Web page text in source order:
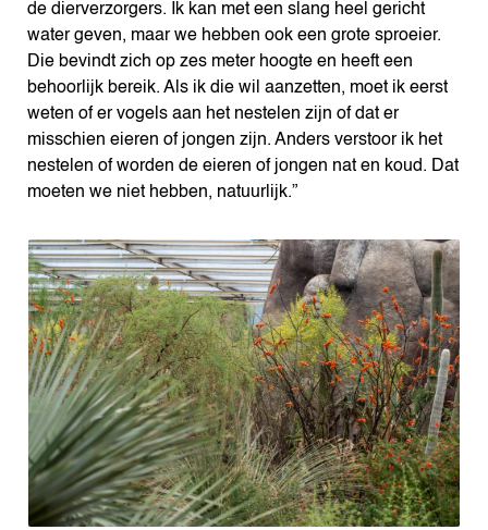
de dierverzorgers. Ik kan met een slang heel gericht
water geven, maar we hebben ook een grote sproeier.
Die bevindt zich op zes meter hoogte en heeft een
behoorlijk bereik. Als ik die wil aanzetten, moet ik eerst
weten of er vogels aan het nestelen zijn of dat er
misschien eieren of jongen zijn. Anders verstoor ik het
nestelen of worden de eieren of jongen nat en koud. Dat
moeten we niet hebben, natuurlijk.”